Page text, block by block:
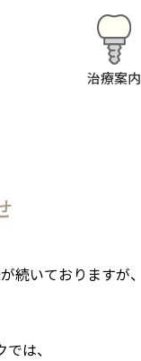
治療案内
続いておりますが、
は、